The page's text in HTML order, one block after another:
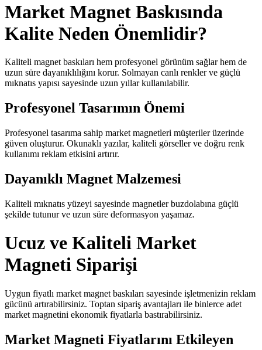
Market Magnet Baskısında
Kalite Neden Önemlidir?
Kaliteli magnet baskıları hem profesyonel görünüm sağlar hem de
uzun süre dayanıklılığını korur. Solmayan canlı renkler ve güçlü
mıknatıs yapısı sayesinde uzun yıllar kullanılabilir.
Profesyonel Tasarımın Önemi
Profesyonel tasarıma sahip market magnetleri müşteriler üzerinde
güven oluşturur. Okunaklı yazılar, kaliteli görseller ve doğru renk
kullanımı reklam etkisini artırır.
Dayanıklı Magnet Malzemesi
Kaliteli mıknatıs yüzeyi sayesinde magnetler buzdolabına güçlü
şekilde tutunur ve uzun süre deformasyon yaşamaz.
Ucuz ve Kaliteli Market
Magneti Siparişi
Uygun fiyatlı market magnet baskıları sayesinde işletmenizin reklam
gücünü artırabilirsiniz. Toptan sipariş avantajları ile binlerce adet
market magnetini ekonomik fiyatlarla bastırabilirsiniz.
Market Magneti Fiyatlarını Etkileyen